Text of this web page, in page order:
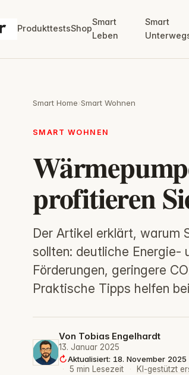
ProdukttestsShop
Smart
Leben
Smart
Smart Home›Smart Wohnen
SMART WOHNEN
profitieren
Der Artikel erklärt, warum
sollten: deutliche Energie-
Förderungen, geringere
Praktische Tipps helfen
Von Tobias Engelhardt
13. Januar 2025
Aktualisiert: 18. November 2025
·
5 min Lesezeit · KI-gestützt